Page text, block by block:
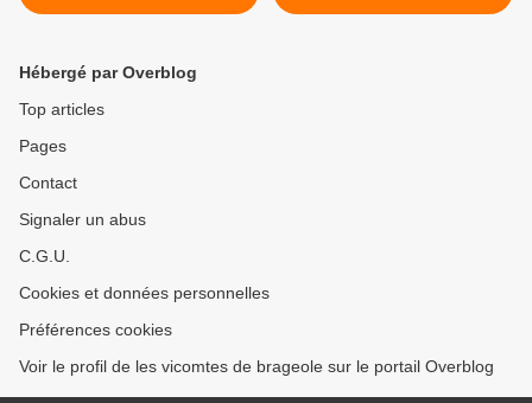
des arts Sète
Hébergé par Overblog
Top articles
Pages
Contact
Signaler un abus
C.G.U.
Cookies et données personnelles
Préférences cookies
Voir le profil de les vicomtes de brageole sur le portail Overblog